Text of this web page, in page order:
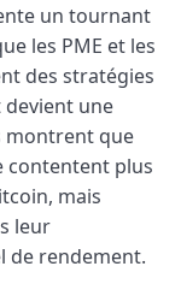
un tournant
les PME et les
des stratégies
devient une
montrent que
contentent plus
mais
leur
de rendement.